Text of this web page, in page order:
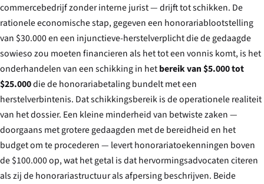
commercebedrijf zonder interne jurist — drijft tot schikken. De
rationele economische stap, gegeven een honorariablootstelling
van $30.000 en een injunctieve-herstelverplicht die de gedaagde
sowieso zou moeten financieren als het tot een vonnis komt, is het
onderhandelen van een schikking in hetbereik van $5.000 tot
$25.000die de honorariabetaling bundelt met een
herstelverbintenis. Dat schikkingsbereik is de operationele realiteit
van het dossier. Een kleine minderheid van betwiste zaken —
doorgaans met grotere gedaagden met de bereidheid en het
budget om te procederen — levert honorariatoekenningen boven
de $100.000 op, wat het getal is dat hervormingsadvocaten citeren
als zij de honorariastructuur als afpersing beschrijven. Beide